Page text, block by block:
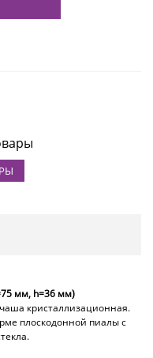
мм, h=36 мм)
чаша кристаллизационная.
плоскодонной пиалыс